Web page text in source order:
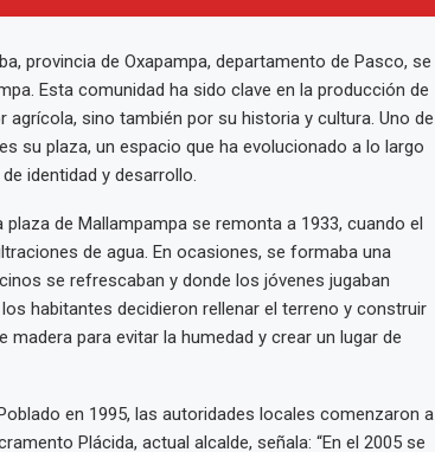
provincia de Oxapampa, departamento de Pasco, se
Esta comunidad ha sido clave en la producción de
sino también por su historia y cultura. Uno de
su plaza, un espacio que ha evolucionado a lo largo
identidad y desarrollo.
de Mallampampa se remonta a 1933, cuando el
de agua. En ocasiones, se formaba una
se refrescaban y donde los jóvenes jugaban
habitantes decidieron rellenar el terreno y construir
para evitar la humedad y crear un lugar de
en 1995, las autoridades locales comenzaron a
Plácida, actual alcalde, señala: “En el 2005 se